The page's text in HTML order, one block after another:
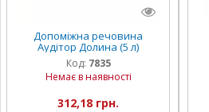
Допоміжна речовина
Аудітор Долина (5 л)
Код: 7835
Немає в наявності
312,18 грн.